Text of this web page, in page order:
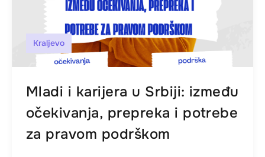
Kraljevo
Mladi i karijera u Srbiji: između
očekivanja, prepreka i potrebe
za pravom podrškom